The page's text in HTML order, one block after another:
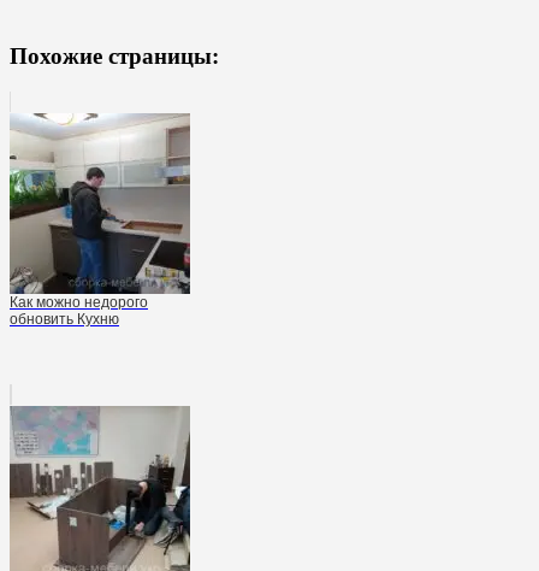
Похожие страницы:
Как можно недорого
обновить Кухню